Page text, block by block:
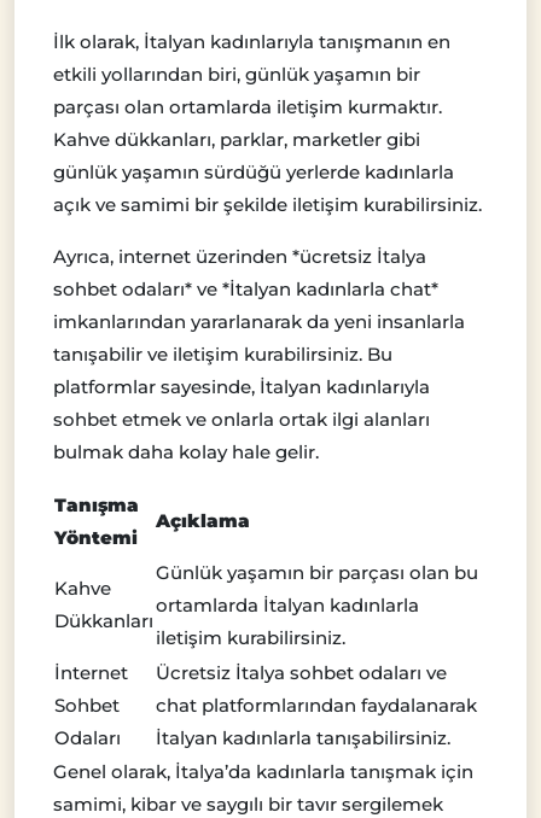
İlk olarak, İtalyan kadınlarıyla tanışmanın en
etkili yollarından biri, günlük yaşamın bir
parçası olan ortamlarda iletişim kurmaktır.
Kahve dükkanları, parklar, marketler gibi
günlük yaşamın sürdüğü yerlerde kadınlarla
açık ve samimi bir şekilde iletişim kurabilirsiniz.
Ayrıca, internet üzerinden *ücretsiz İtalya
sohbet odaları* ve *İtalyan kadınlarla chat*
imkanlarından yararlanarak da yeni insanlarla
tanışabilir ve iletişim kurabilirsiniz. Bu
platformlar sayesinde, İtalyan kadınlarıyla
sohbet etmek ve onlarla ortak ilgi alanları
bulmak daha kolay hale gelir.
Tanışma
Yöntemi
Açıklama
Kahve
Dükkanları
Günlük yaşamın bir parçası olan bu
ortamlarda İtalyan kadınlarla
iletişim kurabilirsiniz.
İnternet
Sohbet
Odaları
Ücretsiz İtalya sohbet odaları ve
chat platformlarından faydalanarak
İtalyan kadınlarla tanışabilirsiniz.
Genel olarak, İtalya’da kadınlarla tanışmak için
samimi, kibar ve saygılı bir tavır sergilemek